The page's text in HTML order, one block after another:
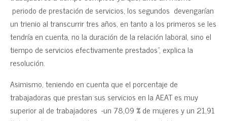
periodo de prestación de servicios, los segundos devengarían
un trienio al transcurrir tres años, en tanto a los primeros se les
tendría en cuenta, no la duración de la relación laboral, sino el
tiempo de servicios efectivamente prestados”, explica la
resolución.
Asimismo, teniendo en cuenta que el porcentaje de
trabajadoras que prestan sus servicios en la AEAT es muy
superior al de trabajadores -un 78,09 % de mujeres y un 21,91